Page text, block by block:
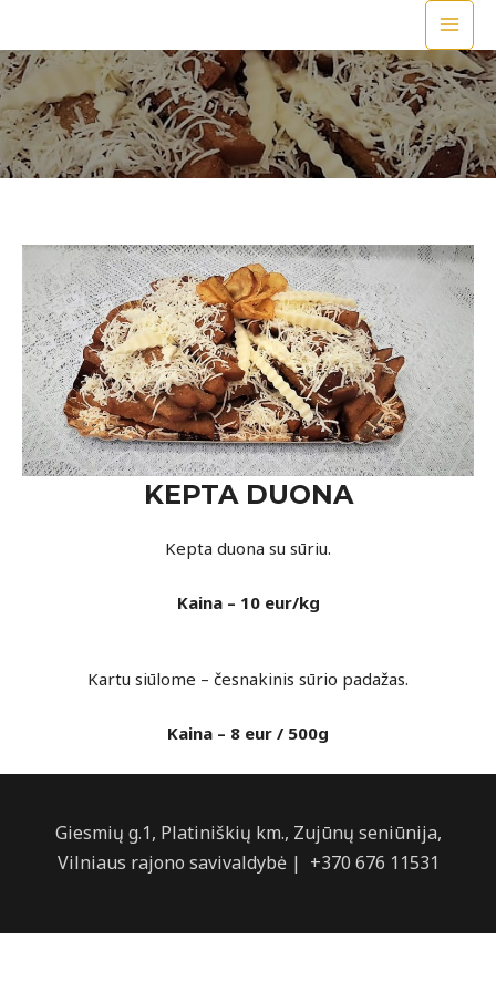
KEPTA DUONA
Kepta duona su sūriu.
Kaina – 10 eur/kg
Kartu siūlome – česnakinis sūrio padažas.
Kaina – 8 eur / 500g
Giesmių g.1, Platiniškių km., Zujūnų seniūnija,
Vilniaus rajono savivaldybė | +370 676 11531